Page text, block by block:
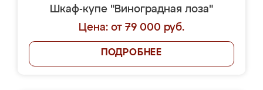
Шкаф-купе "Виноградная лоза"
Цена: от 79 000 руб.
ПОДРОБНЕЕ